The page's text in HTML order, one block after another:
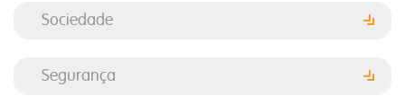
Sociedade
Segurança